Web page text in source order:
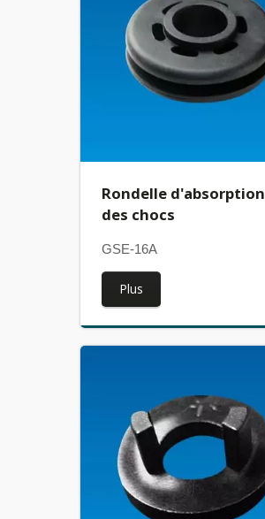
Rondelle d'absorption
des chocs
GSE-16A
Plus